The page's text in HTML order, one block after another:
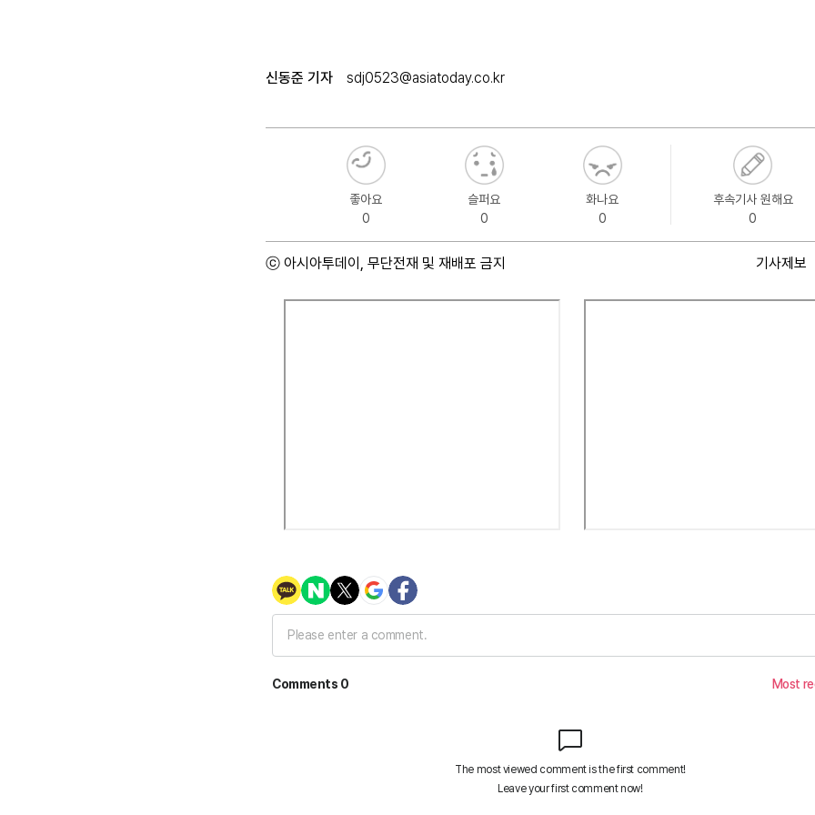
신동준 기자 sdj0523@asiatoday.co.kr
좋아요
0
슬퍼요
0
화나요
0
후속기사 원해요
0
ⓒ 아시아투데이, 무단전재 및 재배포 금지 기사제보